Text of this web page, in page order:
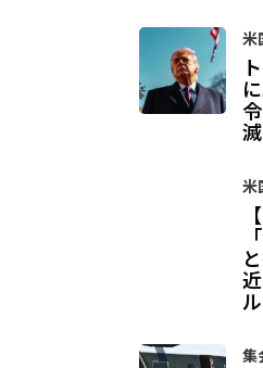
米
米
集